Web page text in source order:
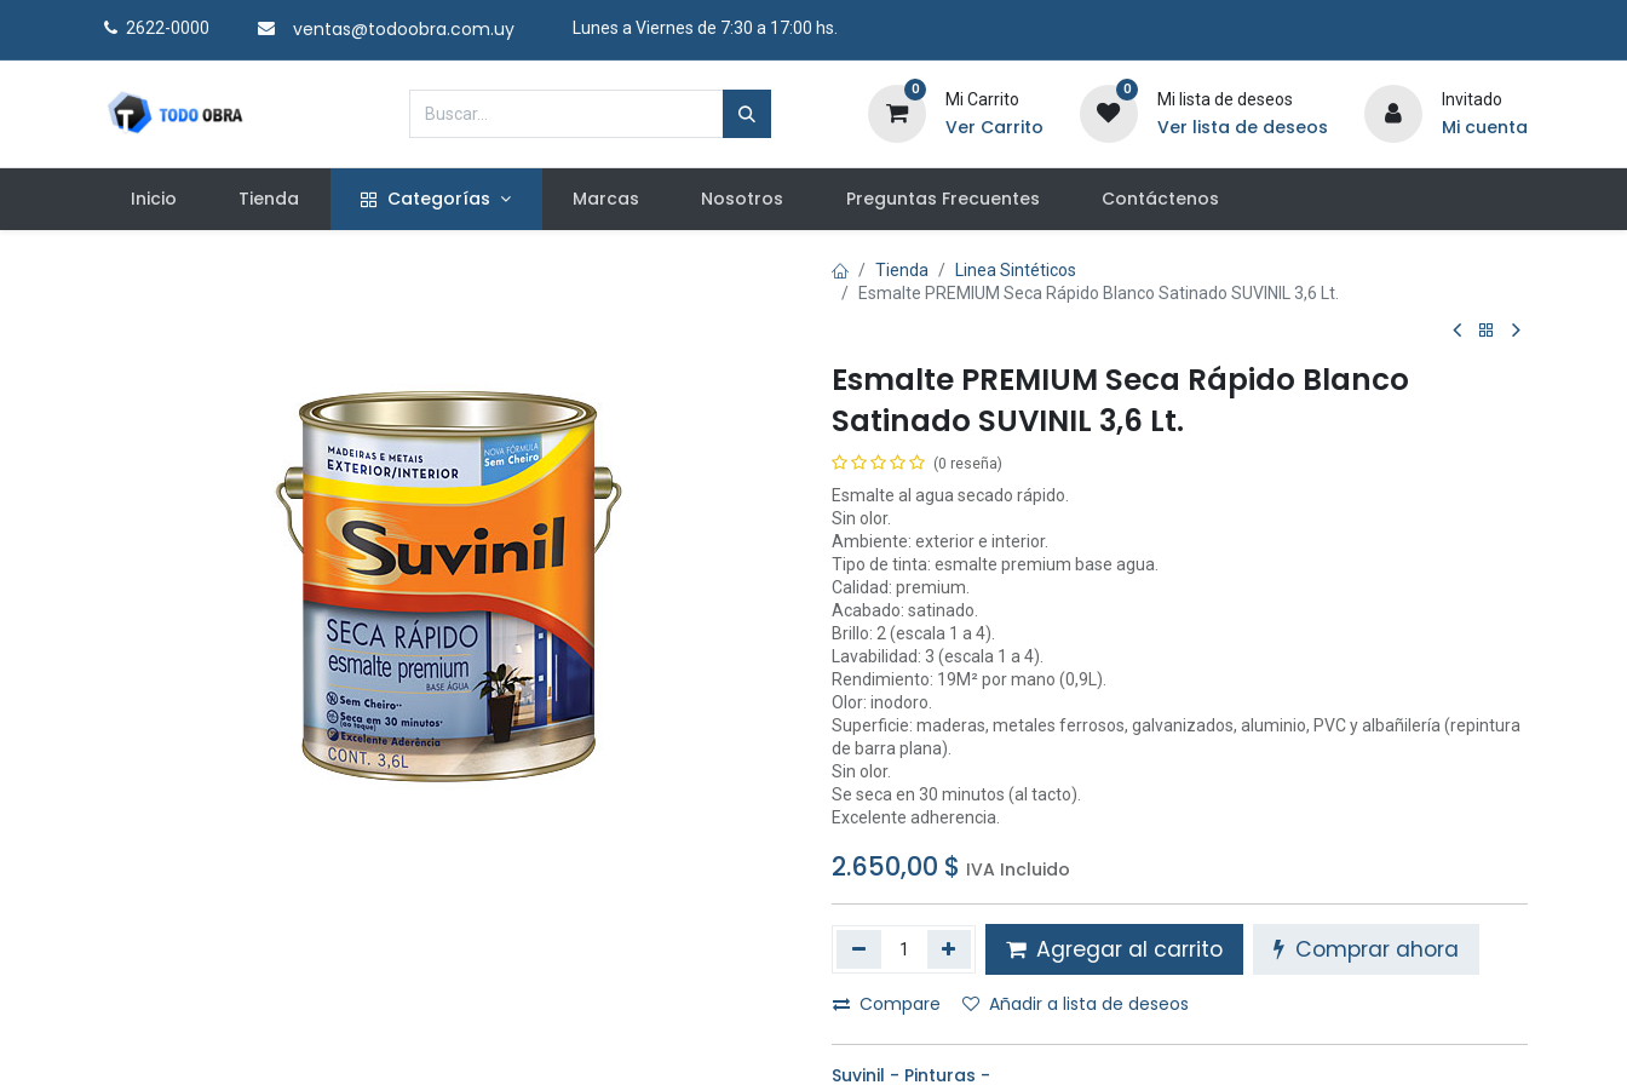
2622-0000​ ventas@todoobra.com.uy ​ Lunes a Viernes de 7:30 a 17:00 hs.
0
Mi Carrito
Ver Carrito
0
Mi lista de deseos
Ver lista de deseos
Invitado
Mi cuenta
Inicio Tienda Categorías Marcas Nosotros Preguntas Frecuentes Contáctenos
Tienda
Linea Sintéticos
Esmalte PREMIUM Seca Rápido Blanco Satinado SUVINIL 3,6 Lt.
Esmalte PREMIUM Seca Rápido Blanco
Satinado SUVINIL 3,6 Lt.
(0 reseña)
Esmalte al agua secado rápido.
Sin olor.
Ambiente: exterior e interior.
Tipo de tinta: esmalte premium base agua.
Calidad: premium.
Acabado: satinado.
Brillo: 2 (escala 1 a 4).
Lavabilidad: 3 (escala 1 a 4).
Rendimiento: 19M² por mano (0,9L).
Olor: inodoro.
Superficie: maderas, metales ferrosos, galvanizados, aluminio, PVC y albañilería (repintura
de barra plana).
Sin olor.
Se seca en 30 minutos (al tacto).
Excelente adherencia.
2.650,00 $ IVA Incluido
Agregar al carrito Comprar ahora
Compare Añadir a lista de deseos
Suvinil - Pinturas -